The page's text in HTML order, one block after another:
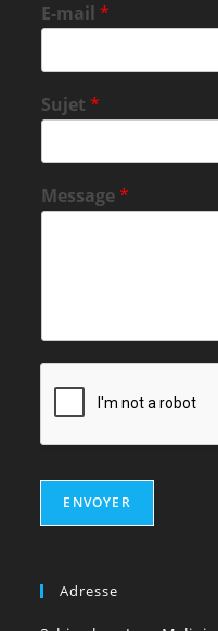
E-mail*
Sujet*
Message*
ENVOYER
Adresse